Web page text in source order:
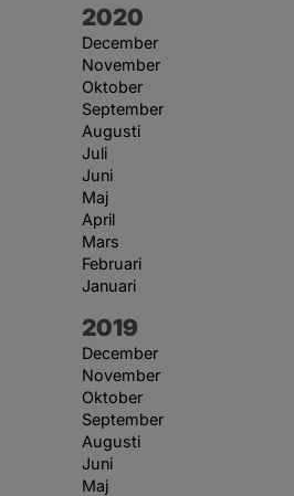
År:
2020
December
November
Oktober
September
Augusti
Juli
Juni
Maj
April
Mars
Februari
Januari
År:
2019
December
November
Oktober
September
Augusti
Juni
Maj